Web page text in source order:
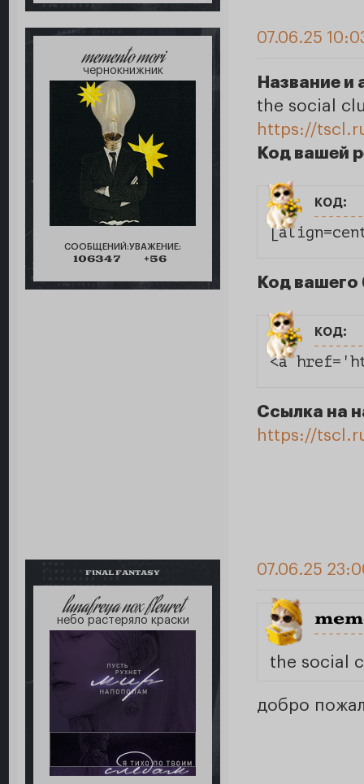
memento mori
чернокнижник
СООБЩЕНИЙ:
106347
УВАЖЕНИЕ:
+56
07.06.25
Название
the social
https://
Код вашей
код:
Код вашего
код:
<a
Ссылка на
https://
FINAL FANTASY
lunafreya nox fleuret
небо растеряло краски
07.06.25
the social
добро